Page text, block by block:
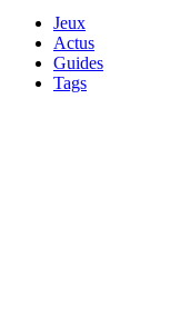
Jeux
Actus
Guides
Tags